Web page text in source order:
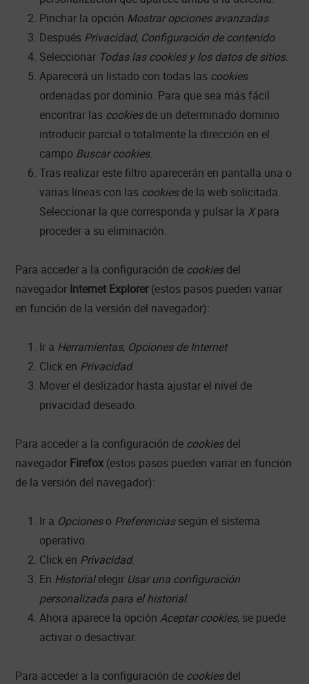
Pinchar la opción Mostrar opciones avanzadas.
Después Privacidad, Configuración de contenido.
Seleccionar Todas las cookies y los datos de sitios.
Aparecerá un listado con todas las cookies
ordenadas por dominio. Para que sea más fácil
encontrar las cookiesde un determinado dominio
introducir parcial o totalmente la dirección en el
campo Buscar cookies.
Tras realizar este filtro aparecerán en pantalla una o
varias líneas con las cookiesde la web solicitada.
Seleccionar la que corresponda y pulsar la Xpara
proceder a su eliminación.
Para acceder a la configuración de cookiesdel
navegador Internet Explorer(estos pasos pueden variar
en función de la versión del navegador):
Ir a Herramientas, Opciones de Internet
Click en Privacidad.
Mover el deslizador hasta ajustar el nivel de
privacidad deseado.
Para acceder a la configuración de cookiesdel
navegador Firefox (estos pasos pueden variar en función
de la versión del navegador):
Ir a Opcioneso Preferenciassegún el sistema
operativo.
Click en Privacidad.
En Historialelegir Usar una configuración
personalizada para el historial.
Ahora aparece la opciónAceptar cookies, se puede
activar o desactivar.
Para acceder a la configuración de cookiesdel